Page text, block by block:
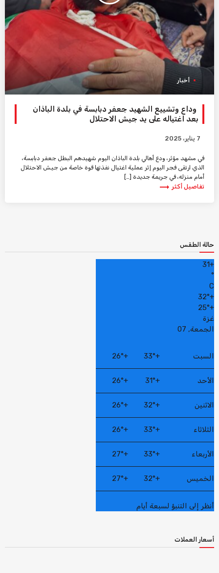
أخبار
وداع وتشييع الشهيد جعفر دبابسة في بلدة الباذان
بعد اغتياله على يد جيش الاحتلال
7 يناير، 2025
في مشهد مؤثر، ودع أهالي بلدة الباذان اليوم شهيدهم البطل جعفر دبابسة،
الذي ارتقى فجر اليوم إثر عملية اغتيال نفذتها قوة خاصة من جيش الاحتلال
أمام منزله، في جريمة جديدة […]
تفاصيل أكثر trending_flat
حالة الطقس
+
31
°
C
+
32°
+
25°
غزة
الجمعة, 07
السبت +
33°
+
26°
الأحد +
31°
+
26°
الاثنين +
32°
+
26°
الثلاثاء +
33°
+
26°
الأربعاء +
33°
+
27°
الخميس +
32°
+
27°
أنظر إلى التنبؤ لسبعة أيام
أسعار العملات